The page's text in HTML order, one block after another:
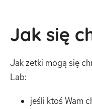
Jak się
Jak zetki mogą się
Lab:
jeśli ktoś Wam